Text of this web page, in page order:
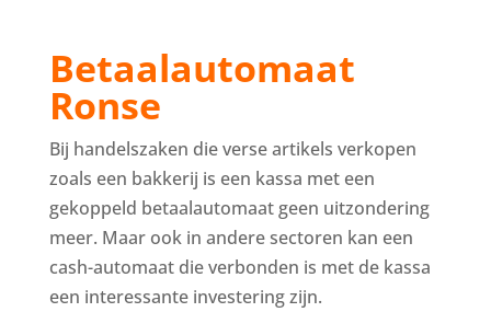
Betaalautomaat
Ronse
Bij handelszaken die verse artikels verkopen
zoals een bakkerij is een kassa met een
gekoppeld betaalautomaat geen uitzondering
meer. Maar ook in andere sectoren kan een
cash-automaat die verbonden is met de kassa
een interessante investering zijn.